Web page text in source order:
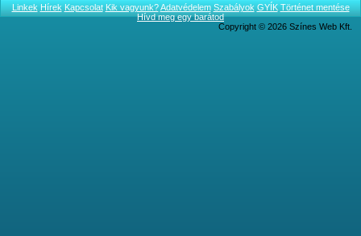
Linkek Hírek Kapcsolat Kik vagyunk? Adatvédelem Szabályok GYÍK Történet mentése
Hívd meg egy barátod
Copyright © 2026 Színes Web Kft.